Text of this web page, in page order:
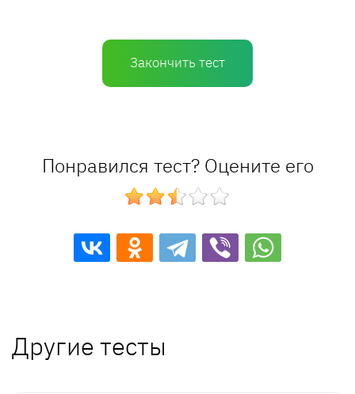
Закончить тест
Понравился тест? Оцените его
Другие тесты